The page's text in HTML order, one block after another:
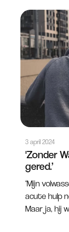
3 april 2024
'Zonder
gered.’
‘Mijn
acute hulp
Maar ja, hij